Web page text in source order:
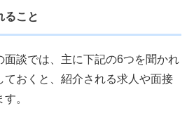
ること
面談では、主に下記の6つを聞かれ
ておくと、紹介される求人や面接
。